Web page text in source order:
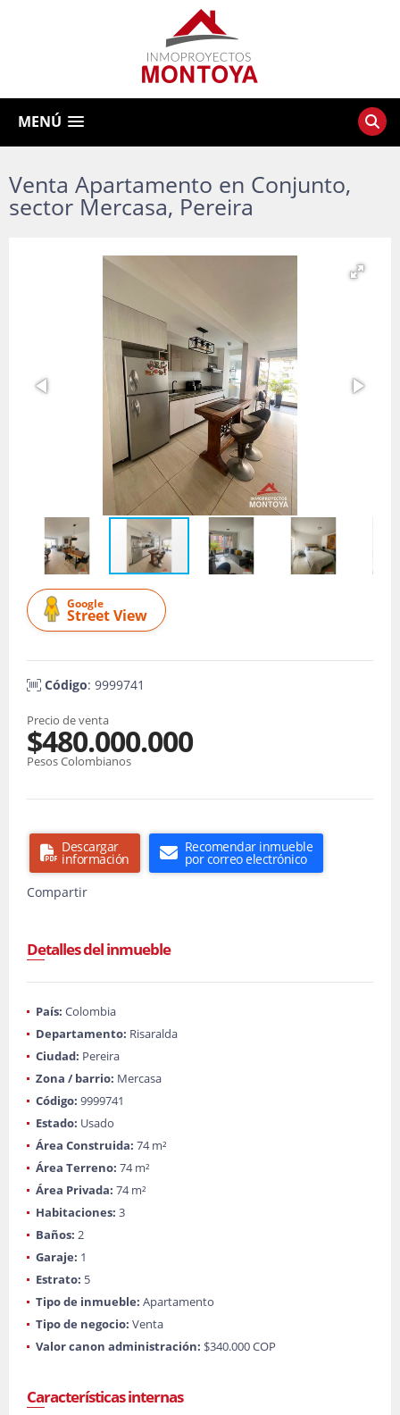
MENÚ
Venta Apartamento en Conjunto,
sector Mercasa, Pereira
Google
Street View
Código: 9999741
Precio de venta
$480.000.000
Pesos Colombianos
Descargar
información
Recomendar inmueble
por correo electrónico
Compartir
Detalles del inmueble
País: Colombia
Departamento: Risaralda
Ciudad: Pereira
Zona / barrio: Mercasa
Código: 9999741
Estado: Usado
Área Construida: 74 m²
Área Terreno: 74 m²
Área Privada: 74 m²
Habitaciones: 3
Baños: 2
Garaje: 1
Estrato: 5
Tipo de inmueble: Apartamento
Tipo de negocio: Venta
Valor canon administración: $340.000 COP
Características internas